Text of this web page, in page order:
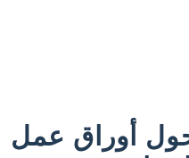
حول أوراق عمل